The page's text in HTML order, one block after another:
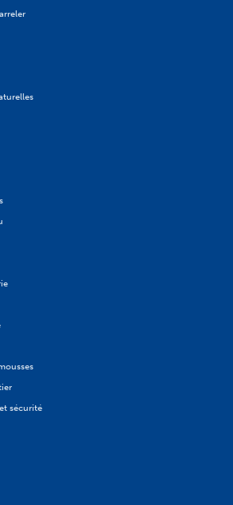
sécurité